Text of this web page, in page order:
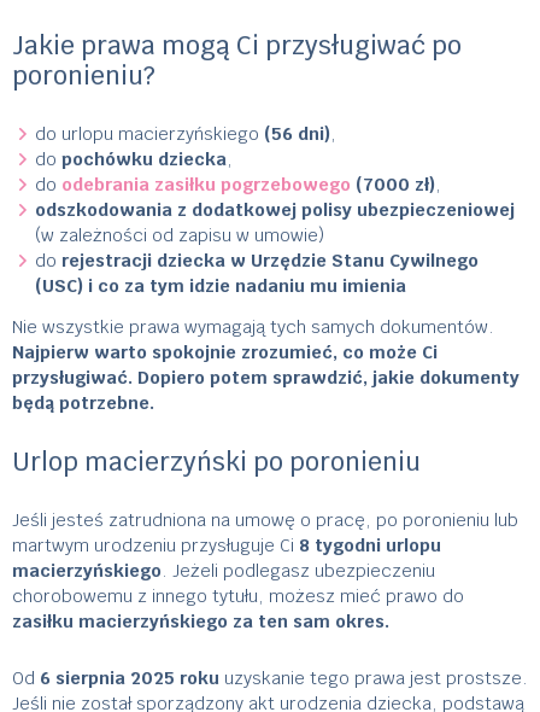
Jakie prawa mogą Ci przysługiwać po
poronieniu?
do urlopu macierzyńskiego (56 dni),
do pochówku dziecka,
do odebrania zasiłku pogrzebowego (7000 zł),
odszkodowania z dodatkowej polisy ubezpieczeniowej
(w zależności od zapisu w umowie)
do rejestracji dziecka w Urzędzie Stanu Cywilnego
(USC) i co za tym idzie nadaniu mu imienia
Nie wszystkie prawa wymagają tych samych dokumentów.
Najpierw warto spokojnie zrozumieć, co może Ci
przysługiwać. Dopiero potem sprawdzić, jakie dokumenty
będą potrzebne.
Urlop macierzyński po poronieniu
Jeśli jesteś zatrudniona na umowę o pracę, po poronieniu lub
martwym urodzeniu przysługuje Ci 8 tygodni urlopu
macierzyńskiego. Jeżeli podlegasz ubezpieczeniu
chorobowemu z innego tytułu, możesz mieć prawo do
zasiłku macierzyńskiego za ten sam okres.
Od 6 sierpnia 2025 roku uzyskanie tego prawa jest prostsze.
Jeśli nie został sporządzony akt urodzenia dziecka, podstawą